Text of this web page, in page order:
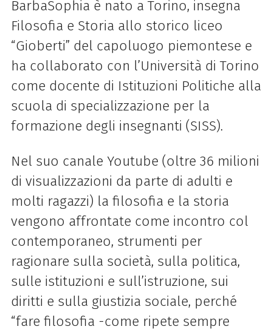
BarbaSophia è nato a Torino, insegna
Filosofia e Storia allo storico liceo
“Gioberti” del capoluogo piemontese e
ha collaborato con l’Università di Torino
come docente di Istituzioni Politiche alla
scuola di specializzazione per la
formazione degli insegnanti (SISS).
Nel suo canale Youtube (oltre 36 milioni
di visualizzazioni da parte di adulti e
molti ragazzi) la filosofia e la storia
vengono affrontate come incontro col
contemporaneo, strumenti per
ragionare sulla società, sulla politica,
sulle istituzioni e sull’istruzione, sui
diritti e sulla giustizia sociale, perché
“fare filosofia -come ripete sempre